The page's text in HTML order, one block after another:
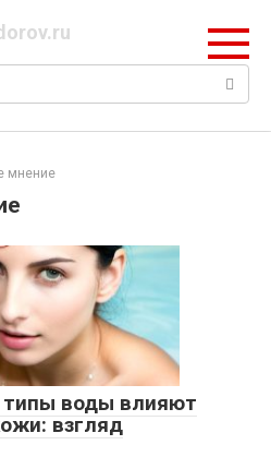
мнение
типы воды влияют
взгляд